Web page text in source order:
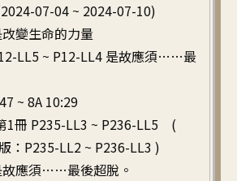
07-04 ~ 2024-07-10)
變生命的力量
LL5 ~ P12-LL4 是故應須……最
~ 8A 10:29
1冊 P235-LL3 ~ P236-LL5 (
：P235-LL2 ~ P236-LL3 )
故應須……最後超脫。